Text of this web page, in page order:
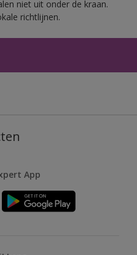
niet uit onder de kraan.
richtlijnen.
App